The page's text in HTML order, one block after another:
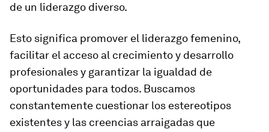
de un liderazgo diverso.
Esto significa promover el liderazgo femenino,
facilitar el acceso al crecimiento y desarrollo
profesionales y garantizar la igualdad de
oportunidades para todos. Buscamos
constantemente cuestionar los estereotipos
existentes y las creencias arraigadas que